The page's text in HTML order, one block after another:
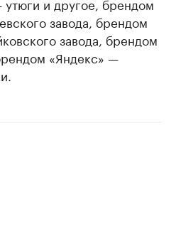
и другое, брендом
завода, брендом
завода, брендом
«Яндекс» —